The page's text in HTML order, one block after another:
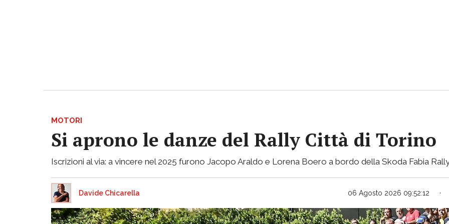
MOTORI
Si aprono le danze del Rally Città di Torino
Iscrizioni al via: a vincere nel 2025 furono Jacopo Araldo e Lorena Boero a bordo della Skoda Fabia
Davide Chicarella 06 Agosto 2026 09:52:12